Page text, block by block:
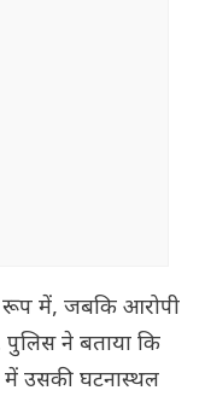
रूप में, जबकि आरोपी
ने बताया कि
में उसकी घटनास्थल